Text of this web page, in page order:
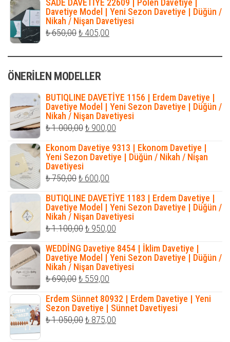
₺ 490,00.fiyat:
₺ 316,00.
SADE DAVETİYE 22609 | Polen Davetiye |
Davetiye Model | Yeni Sezon Davetiye | Düğün /
Nikah / Nişan Davetiyesi
₺650,00Orijinal
₺ 405,00
ÖNERILEN MODELLER
BUTIQLINE DAVETİYE 1156 | Erdem Davetiye |
Davetiye Model | Yeni Sezon Davetiye | Düğün /
Nikah / Nişan Davetiyesi
₺1.000,00Orijinal
fiyat:
₺ 1.000,00.
₺ 900,00
andaki
fiyat:
Ekonom Davetiye 9313 | Ekonom Davetiye |
Yeni Sezon Davetiye | Düğün / Nikah / Nişan
Davetiyesi
₺750,00Orijinal
fiyat:
₺ 750,00.
₺ 600,00
andaki
fiyat:
₺ 600,00.
BUTIQLINE DAVETİYE 1183 | Erdem Davetiye |
Davetiye Model | Yeni Sezon Davetiye | Düğün /
Nikah / Nişan Davetiyesi
₺1.100,00Orijinal
fiyat:
₺ 1.100,00.
₺ 950,00
andaki
fiyat:
₺ 950,00.
WEDDİNG Davetiye 8454 | İklim Davetiye |
Davetiye Model | Yeni Sezon Davetiye | Düğün /
Nikah / Nişan Davetiyesi
₺690,00Orijinal
fiyat:
₺ 690,00.
₺ 559,00
andaki
fiyat:
₺ 559,00.
Erdem Sünnet 80932 | Erdem Davetiye | Yeni
Sezon Davetiye | Sünnet Davetiyesi
₺1.050,00Orijinal
₺ 875,00